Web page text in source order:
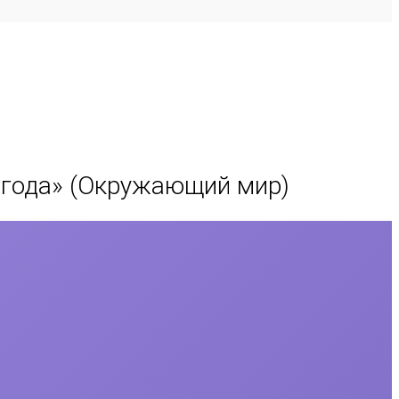
» (Окружающий мир)